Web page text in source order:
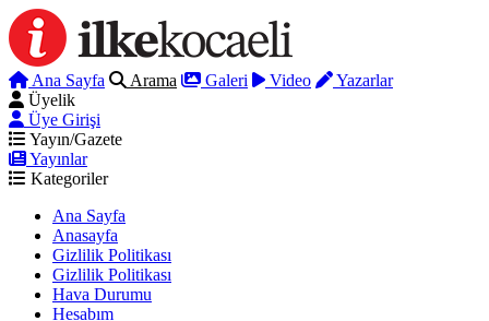
Ana Sayfa Arama Galeri Video
Yazarlar
Üyelik
Üye Girişi
Yayın/Gazete
Yayınlar
Kategoriler
Ana Sayfa
Anasayfa
Gizlilik Politikası
Gizlilik Politikası
Hava Durumu
Hesabım